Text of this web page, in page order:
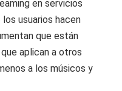
en servicios
usuarios hacen
que están
aplican a otros
a los músicos y